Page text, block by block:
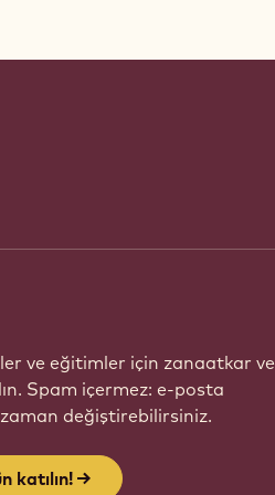
ve eğitimler için zanaatkar ve
Spam içermez: e-posta
değiştirebilirsiniz.
katılın!